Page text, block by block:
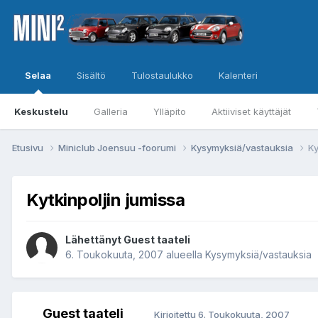
Selaa
Keskustelu Galleria Ylläpito Aktiiviset käyttäjät
Sisältö Tulostaulukko Kalenteri
Etusivu Miniclub Joensuu -foorumi Kysymyksiä/vastauksia
Kytkinpoljin jumissa
Lähettänyt Guest taateli
6. Toukokuuta, 2007 alueella Kysymyksiä/vastauksia
Guest taateli Kirjoitettu 6. Toukokuuta, 2007